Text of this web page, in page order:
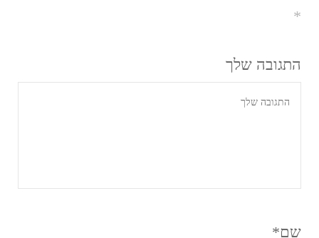
*
התגובה שלך
שם*